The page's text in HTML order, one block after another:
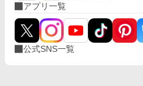
アプリ一覧
公式SNS一覧